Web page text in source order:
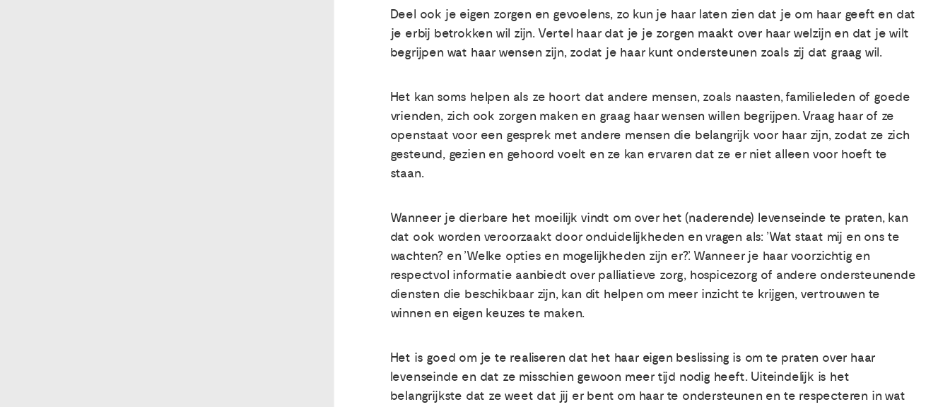
Deel ook je eigen zorgen en gevoelens, zo kun je haar laten zien dat je om haar geeft en dat
je erbij betrokken wil zijn. Vertel haar dat je je zorgen maakt over haar welzijn en dat je wilt
begrijpen wat haar wensen zijn, zodat je haar kunt ondersteunen zoals zij dat graag wil.
Het kan soms helpen als ze hoort dat andere mensen, zoals naasten, familieleden of goede
vrienden, zich ook zorgen maken en graag haar wensen willen begrijpen. Vraag haar of ze
openstaat voor een gesprek met andere mensen die belangrijk voor haar zijn, zodat ze zich
gesteund, gezien en gehoord voelt en ze kan ervaren dat ze er niet alleen voor hoeft te
staan.
Wanneer je dierbare het moeilijk vindt om over het (naderende) levenseinde te praten, kan
dat ook worden veroorzaakt door onduidelijkheden en vragen als: ’Wat staat mij en ons te
wachten? en ’Welke opties en mogelijkheden zijn er?’. Wanneer je haar voorzichtig en
respectvol informatie aanbiedt over palliatieve zorg, hospicezorg of andere ondersteunende
diensten die beschikbaar zijn, kan dit helpen om meer inzicht te krijgen, vertrouwen te
winnen en eigen keuzes te maken.
Het is goed om je te realiseren dat het haar eigen beslissing is om te praten over haar
levenseinde en dat ze misschien gewoon meer tijd nodig heeft. Uiteindelijk is het
belangrijkste dat ze weet dat jij er bent om haar te ondersteunen en te respecteren in wat